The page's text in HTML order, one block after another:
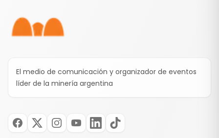
El medio de comunicación y organizador de eventos
líder de la minería argentina